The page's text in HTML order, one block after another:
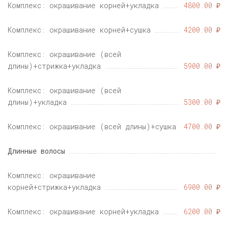
Комплекс: окрашивание корней+укладка 4800.00 ₽
Комплекс: окрашивание корней+сушка 4200.00 ₽
Комплекс: окрашивание (всей
длины)+стрижка+укладка
5900.00 ₽
Комплекс: окрашивание (всей
длины)+укладка
5300.00 ₽
Комплекс: окрашивание (всей длины)+сушка 4700.00 ₽
Длинные волосы
Комплекс: окрашивание
корней+стрижка+укладка
6900.00 ₽
Комплекс: окрашивание корней+укладка 6200.00 ₽